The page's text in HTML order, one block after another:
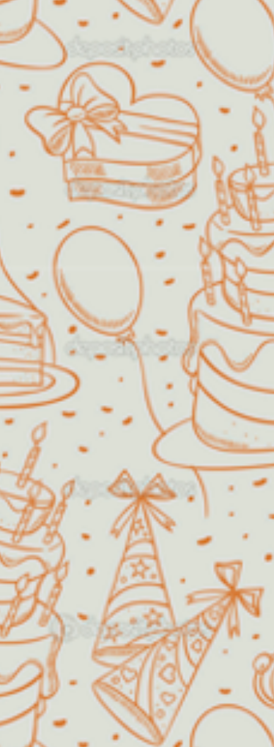
Será um prazer receber a sua visita
e poder dividir um momento especial
com você!!
Decorações
Horário de funcionamento:
Segunda a Sexta
14h00 as
Fins de semana /
Feriados
Agendar!